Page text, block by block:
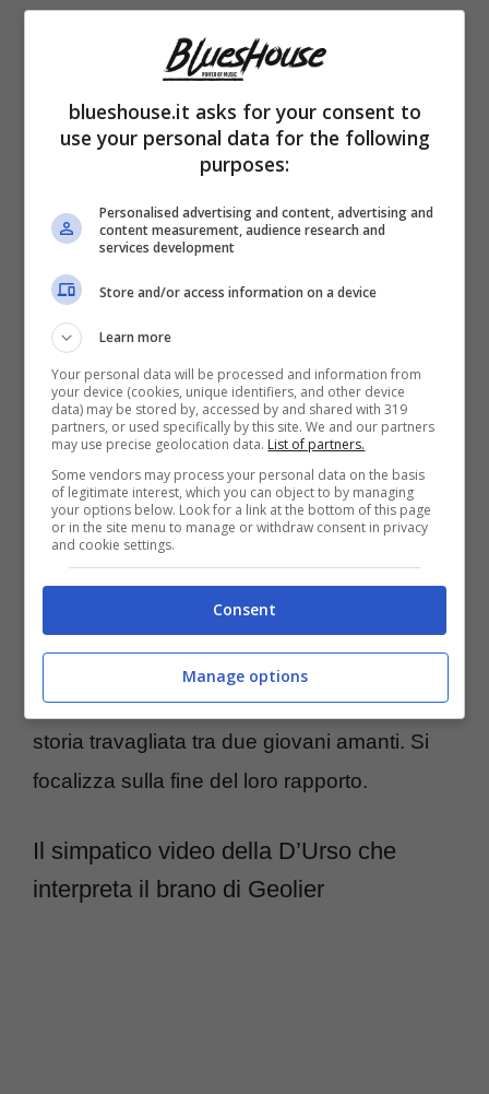
E così, dopo settimane di curiosità,
giunto alla sua 74esima edizione.30 le
canzoni in gara
critica specializzata che ha avuto modo di
ascoltarle in anteprima. Ma ormai ci siamo, e
tutti avranno modo di ascoltare i brani dal
vivo. Tra questi,c’è molta attesa per il
rapper Geolier.
Geolier è un artista molto seguito sui social,
specialmente dagli ascoltatori più giovani.“I
p’ me, tu p’ te” è un omaggio alla sua città
e alla sua cultura
canzone racconta di un amore finito e di una
storia travagliata tra due giovani amanti. Si
focalizza sulla fine del loro rapporto.
Il simpatico video della D’Urso che
interpreta il brano di Geolier
blueshouse.it asks for your consent to
use your personal data for the following
purposes:
Personalised advertising and content, advertising and
content measurement, audience research and
services development
Store and/or access information on a device
Learn more
Your personal data will be processed and information from
your device (cookies, unique identifiers, and other device
data) may be stored by, accessed by and shared with 319
partners, or used specifically by this site. We and our partners
may use precise geolocation data. List of partners.
Some vendors may process your personal data on the basis
of legitimate interest, which you can object to by managing
your options below. Look for a link at the bottom of this page
or in the site menu to manage or withdraw consent in privacy
and cookie settings.
Consent
Manage options